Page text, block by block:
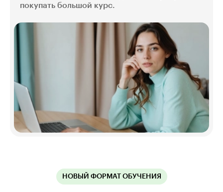
покупать большой курс.
НОВЫЙ ФОРМАТ ОБУЧЕНИЯ